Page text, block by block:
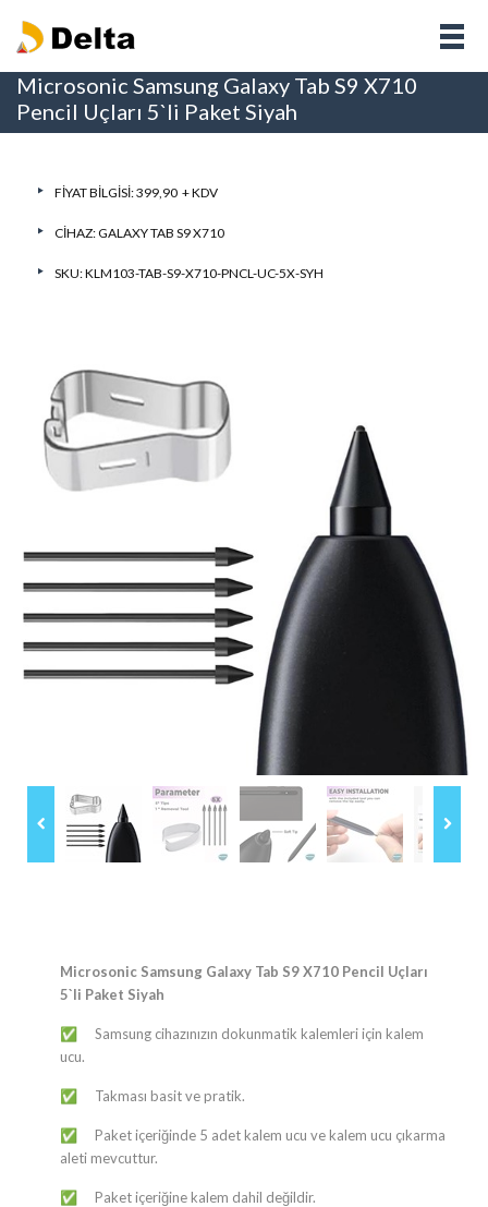
Microsonic Samsung Galaxy Tab S9 X710
Pencil Uçları 5`li Paket Siyah
FIYAT BILGISI: 399,90 + KDV
CIHAZ:GALAXY TAB S9 X710
SKU: KLM103-TAB-S9-X710-PNCL-UC-5X-SYH
Microsonic Samsung Galaxy Tab S9 X710 Pencil Uçları
5`li Paket Siyah
✅ ​​​Samsung cihazınızın dokunmatik kalemleri için kalem
ucu.
✅ ​​​Takması basit ve pratik.
✅ ​​​Paket içeriğinde 5 adet kalem ucu ve kalem ucu çıkarma
aleti mevcuttur.
✅ Paket içeriğine kalem dahil değildir.